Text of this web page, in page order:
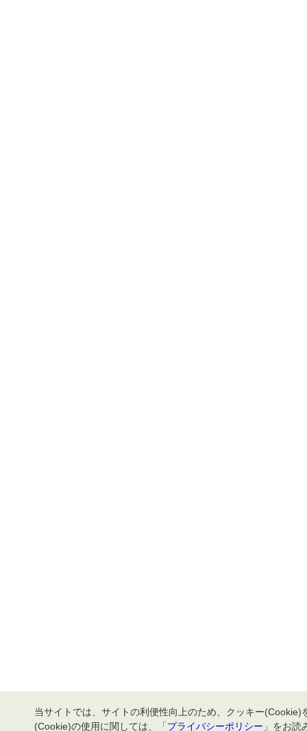
当サイトでは、サイトの利便性向上のため、クッキー
(Cookie)の使用に関しては、「プライバシーポリシー 」をお読